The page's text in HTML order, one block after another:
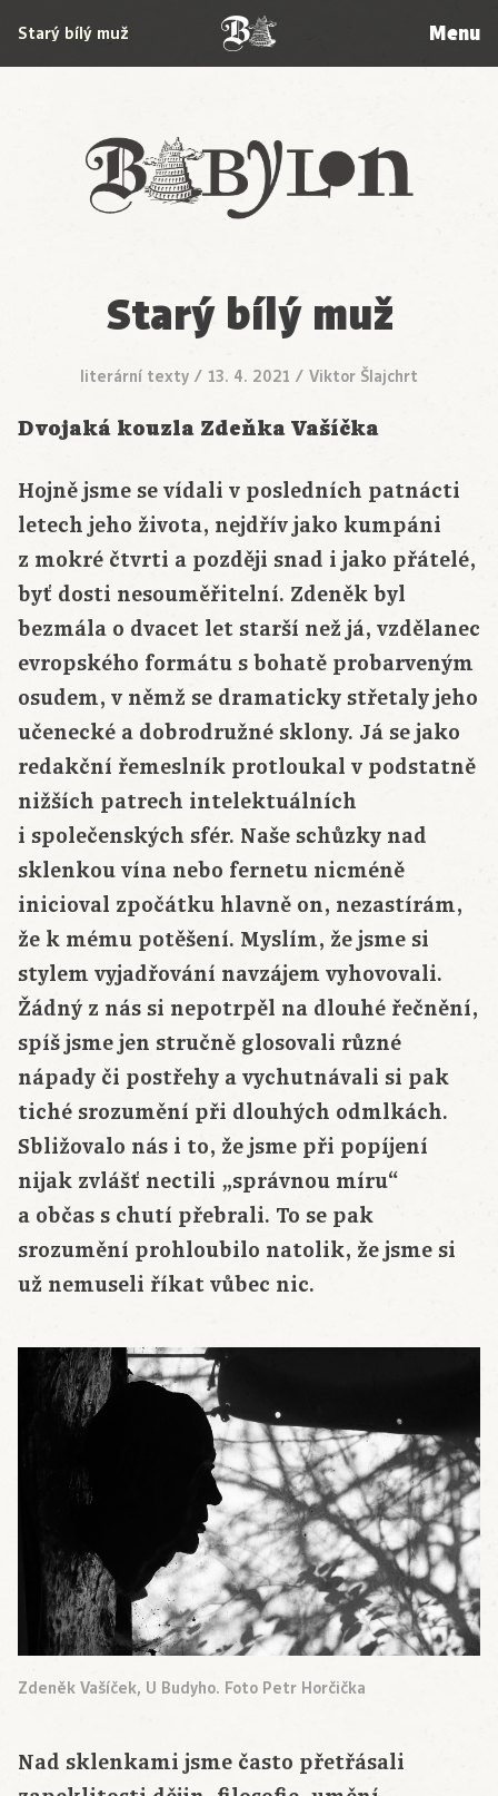
Babylon
Starý bílý muž Menu
Starý bílý muž
literární texty / 13. 4. 2021 / Viktor Šlajchrt
Dvojaká kouzla ZdeňkaVašíčka
Hojně jsme se vídali v posledních patnácti
letech jeho života, nejdřív jako kumpáni
z mokré čtvrti a později snad i jako přátelé,
byť dosti nesouměřitelní. Zdeněk byl
bezmála o dvacet let starší než já, vzdělanec
evropského formátu s bohatě probarveným
osudem, v němž se dramaticky střetaly jeho
učenecké a dobrodružné sklony. Já se jako
redakční řemeslník protloukal v podstatně
nižších patrech intelektuálních
i společenských sfér. Naše schůzky nad
sklenkou vína nebo fernetu nicméně
inicioval zpočátku hlavně on, nezastírám,
že k mému potěšení. Myslím, že jsme si
stylem vyjadřování navzájem vyhovovali.
Žádný z nás si nepotrpěl na dlouhé řečnění,
spíš jsme jen stručně glosovali různé
nápady či postřehy a vychutnávali si pak
tiché srozumění při dlouhých odmlkách.
Sbližovalo nás i to, že jsme při popíjení
nijak zvlášť nectili „správnou míru“
a občas s chutí přebrali. To se pak
srozumění prohloubilo natolik, že jsme si
už nemuseli říkat vůbec nic.
Zdeněk Vašíček, U Budyho. Foto Petr Horčička
Nad sklenkami jsme často přetřásali